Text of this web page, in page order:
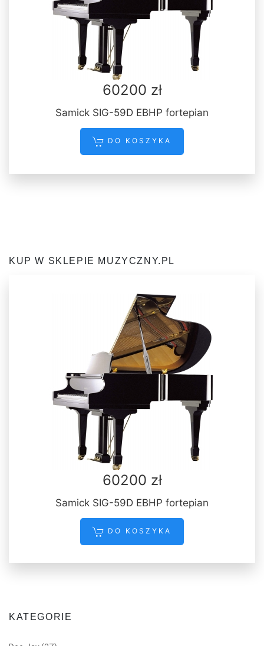
60200 zł
Samick SIG-59D EBHP fortepian
DO KOSZYKA
KUP W SKLEPIE MUZYCZNY.PL
60200 zł
Samick SIG-59D EBHP fortepian
DO KOSZYKA
KATEGORIE